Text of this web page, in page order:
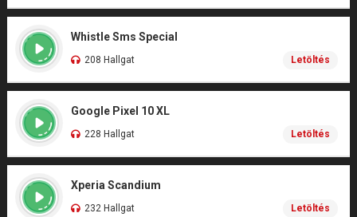
Whistle Sms Special
208 Hallgat Letöltés
Google Pixel 10 XL
228 Hallgat Letöltés
Xperia Scandium
232 Hallgat Letöltés